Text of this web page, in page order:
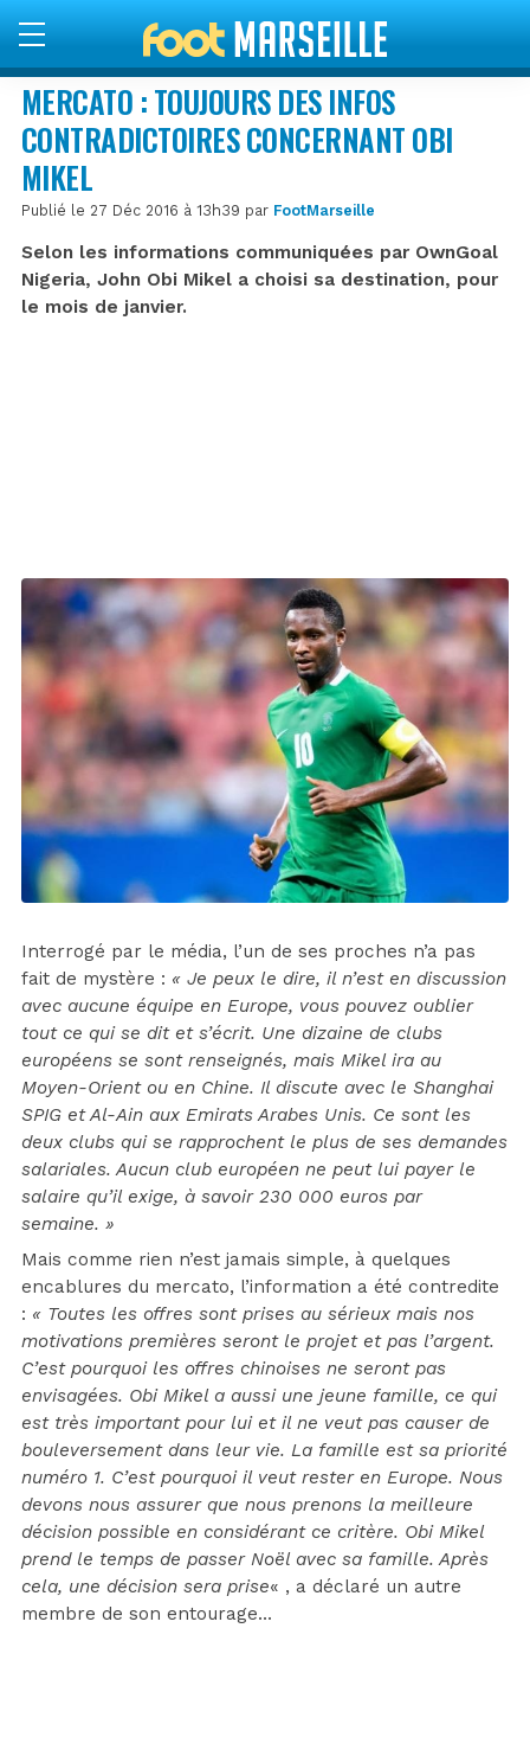
MERCATO : TOUJOURS DES INFOS
CONTRADICTOIRES CONCERNANT OBI
MIKEL
Publié le 27 Déc 2016 à 13h39 par FootMarseille
Selon les informations communiquées par OwnGoal
Nigeria, John Obi Mikel a choisi sa destination, pour
le mois de janvier.
Interrogé par le média, l’un de ses proches n’a pas
fait de mystère : « Je peux le dire, il n’est en discussion
avec aucune équipe en Europe, vous pouvez oublier
tout ce qui se dit et s’écrit. Une dizaine de clubs
européens se sont renseignés, mais Mikel ira au
Moyen-Orient ou en Chine. Il discute avec le Shanghai
SPIG et Al-Ain aux Emirats Arabes Unis. Ce sont les
deux clubs qui se rapprochent le plus de ses demandes
salariales. Aucun club européen ne peut lui payer le
salaire qu’il exige, à savoir 230 000 euros par
semaine. »
Mais comme rien n’est jamais simple, à quelques
encablures du mercato, l’information a été contredite
: « Toutes les offres sont prises au sérieux mais nos
motivations premières seront le projet et pas l’argent.
C’est pourquoi les offres chinoises ne seront pas
envisagées. Obi Mikel a aussi une jeune famille, ce qui
est très important pour lui et il ne veut pas causer de
bouleversement dans leur vie. La famille est sa priorité
numéro 1. C’est pourquoi il veut rester en Europe. Nous
devons nous assurer que nous prenons la meilleure
décision possible en considérant ce critère. Obi Mikel
prend le temps de passer Noël avec sa famille. Après
cela, une décision sera prise« , a déclaré un autre
membre de son entourage…